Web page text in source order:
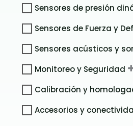
Sensores de presión
Sensores de Fuerza y
Sensores acústicos y
Monitoreo y Seguridad
Calibración y
Accesorios y